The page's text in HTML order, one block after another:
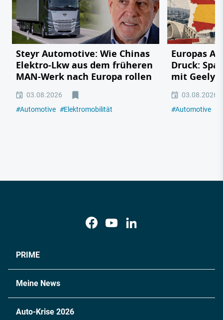
Steyr Automotive: Wie Chinas
Elektro-Lkw aus dem früheren
MAN-Werk nach Europa rollen
03.08.2026
#Automotive #Elektromobilität
Europas
Druck:
mit Geely,
03.08.2026
#Automotive
PRIME
Meine News
Auto-Krise 2026